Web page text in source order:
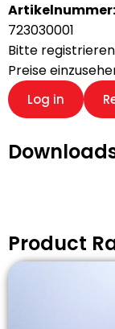
Artikelnummer:
723030001
Bitte
Preise
Log in
Product